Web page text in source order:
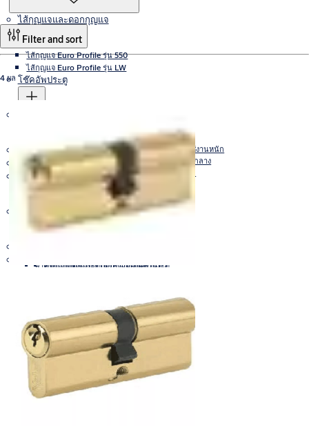
ไส้กุญแจและดอกกุญแจ
ไส้กุญแจ Euro Profile รุ่น 550
ไส้กุญแจ Euro Profile รุ่น LW
โช๊คอัพประตู
โช้คอัพประตูแบบซ่อน Cam Action สำหรับการใช้งานหนัก
โช้คอัพประตูแบบติดตั้งบนพื้นผิวสำหรับงานขนาดกลาง
โช้คอัพประตูติดตั้งบนพื้นผิวสำหรับการใช้งานหนัก
โช้คอัพวงกบประตูเหนือศีรษะ
อุปกรณ์ตกแต่งบานประตู
สลักเกลียวเสริมสำหรับดันปิดประตู
ที่จับแบบดึงและฐานรองมือฝั่งผลักประตู
ฝาครอบกุญแจประตูเพื่อความเป็นส่วนตัว
กันชนประตู (ติดที่ผนัง)
กันชนประตู (ติดที่พื้น)
กันชนประตูแม่เหล็ก
ตาแมว
โซ่คล้องประตู
บานพับประตูเกรดระดับสูง
มือจับประตูทางเข้า
มือจับเฟอร์นิเจอร์สเตนเลสแบบกลวง
มือจับก้านโยกแบบแข็งสำหรับตกแต่งประตูสเตนเลส
มือจับก้านโยกโลหะผสมสังกะสี
อุปกรณ์สำหรับประตูบานกระจก
Integral Wireless Access Control
ชุดล็อค แบบแมคคานิค
ลูกบิดและมือจับก้านโยก
ชุดล็อค เสริมความปลอดภัย
สลักเกลียว
อุปกรณ์ประตูคานผลัก
Filter and sort
4 ผล